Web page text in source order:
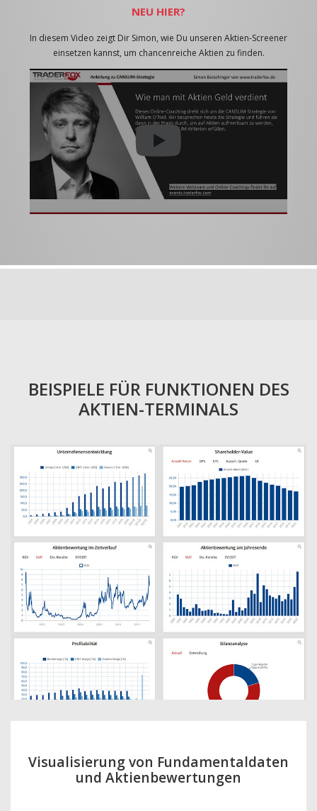
NEU HIER?
In diesem Video zeigt Dir Simon, wie Du unseren Aktien-Screener
einsetzen kannst, um chancenreiche Aktien zu finden.
BEISPIELE FÜR FUNKTIONEN DES
AKTIEN-TERMINALS
Visualisierung von Fundamentaldaten
und Aktienbewertungen